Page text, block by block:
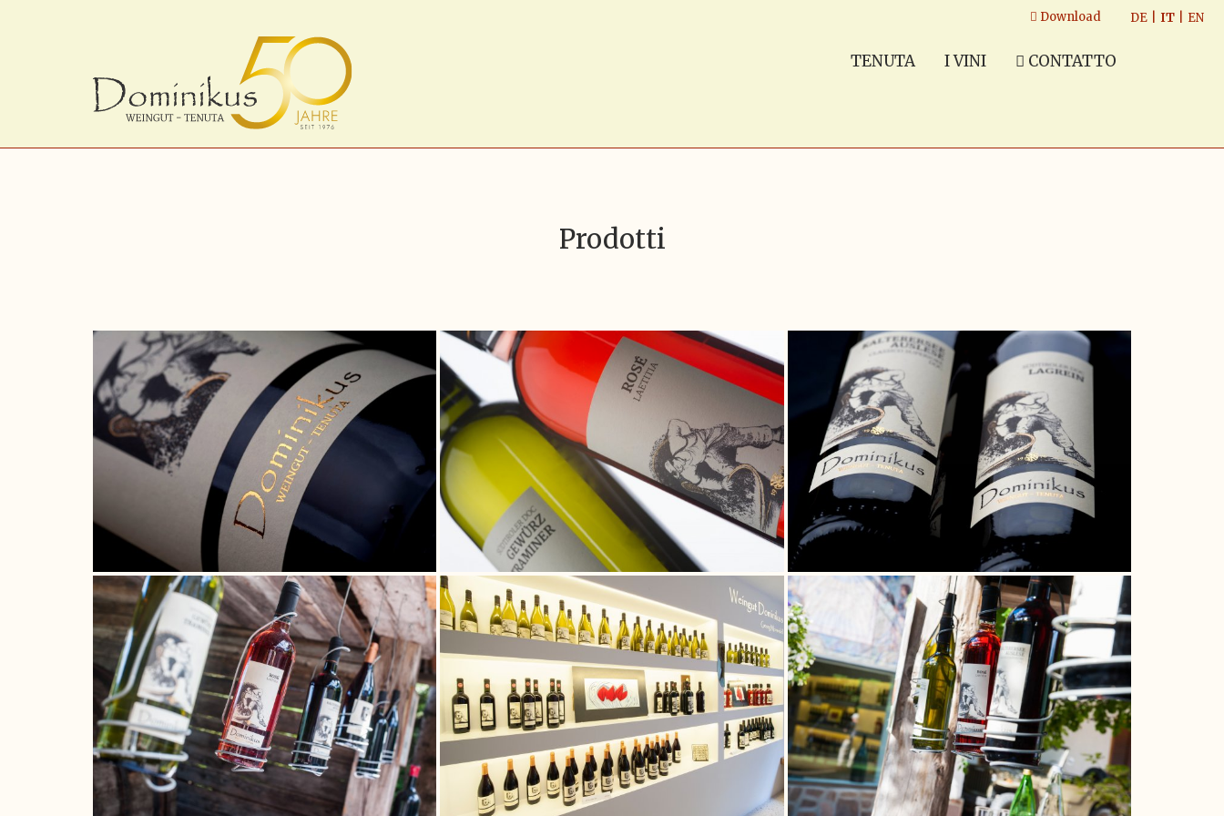
DE IT EN
Download
TENUTA I VINI CONTATTO
Prodotti